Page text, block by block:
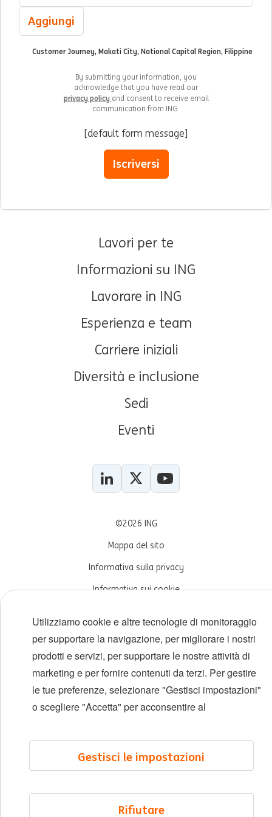
Aggiungi
Customer Journey, Makati City, National Capital Region, Filippine
By submitting your information, you
acknowledge that you have read our
privacy policy and consent to receive email
communication from ING.
[default form message]
Iscriversi
Lavori per te
Informazioni su ING
Lavorare in ING
Esperienza e team
Carriere iniziali
Diversità e inclusione
Sedi
Eventi
LinkedIn
X YouTube
©2026 ING
Mappa del sito
Informativa sulla privacy
Informativa sui cookie
Utilizziamo cookie e altre tecnologie di monitoraggio
per supportare la navigazione, per migliorare i nostri
prodotti e servizi, per supportare le nostre attività di
marketing e per fornire contenuti da terzi. Per gestire
le tue preferenze, selezionare "Gestisci impostazioni"
o scegliere "Accetta" per acconsentire al
Rifiutare
Gestisci le impostazioni